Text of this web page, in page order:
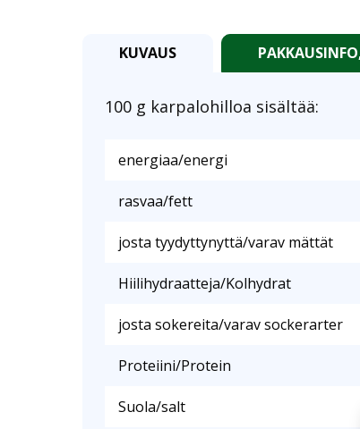
KUVAUS
100 g karpalohilloa sisältää:
energiaa/energi
rasvaa/fett
josta tyydyttynyttä/varav mättät
Hiilihydraatteja/Kolhydrat
josta sokereita/varav sockerarter
Proteiini/Protein
Suola/salt